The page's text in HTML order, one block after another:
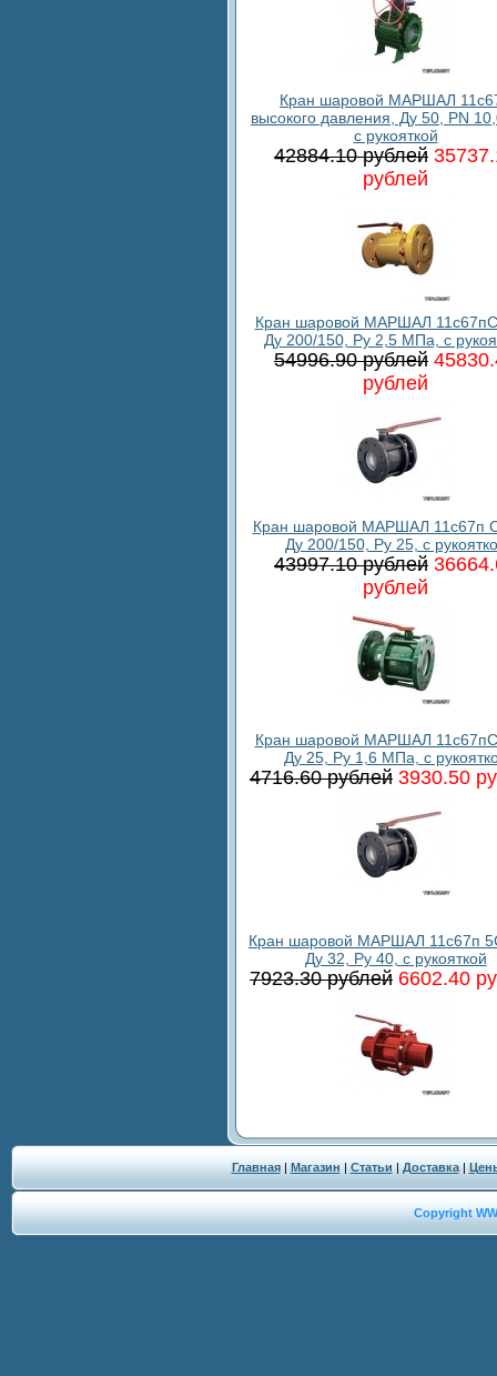
Кран шаровой МАРШАЛ
высокого давления, Ду 50, PN
с рукояткой
42884.10 рублей
рублей
Кран шаровой МАРШАЛ
Ду 200/150, Ру 2,5 МПа, с
54996.90 рублей
рублей
Кран шаровой МАРШАЛ 11с67п
Ду 200/150, Ру 25, с
43997.10 рублей
рублей
Кран шаровой МАРШАЛ
Ду 25, Ру 1,6 МПа, с
4716.60 рублей 3930.50
Кран шаровой МАРШАЛ 11с67п
Ду 32, Ру 40, с рукояткой
7923.30 рублей 6602.40
Главная| Магазин | Статьи | Доставка|
Copyright